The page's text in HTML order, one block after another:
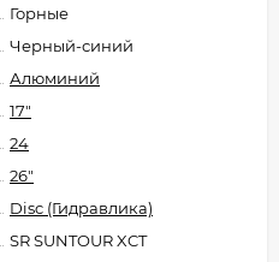
Горные
Черный-синий
Алюминий
17"
24
26"
Disc (Гидравлика)
SR SUNTOUR XCT